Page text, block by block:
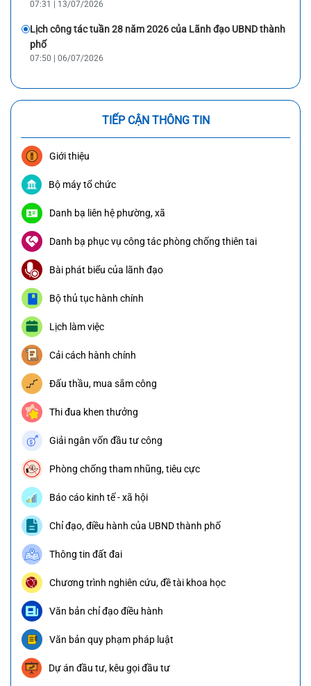
07:31 | 13/07/2026
Lịch công tác tuần 28 năm 2026 của Lãnh đạo UBND thành
phố
07:50 | 06/07/2026
TIẾP CẬN THÔNG TIN
Giới thiệu
Bộ máy tổ chức
Danh bạ liên hệ phường, xã
Danh bạ phục vụ công tác phòng chống thiên tai
Bài phát biểu của lãnh đạo
Bộ thủ tục hành chính
Lịch làm việc
Cải cách hành chính
Đấu thầu, mua sắm công
Thi đua khen thưởng
Giải ngân vốn đầu tư công
Phòng chống tham nhũng, tiêu cực
Báo cáo kinh tế - xã hội
Chỉ đạo, điều hành của UBND thành phố
Thông tin đất đai
Chương trình nghiên cứu, đề tài khoa học
Văn bản chỉ đạo điều hành
Văn bản quy phạm pháp luật
Dự án đầu tư, kêu gọi đầu tư